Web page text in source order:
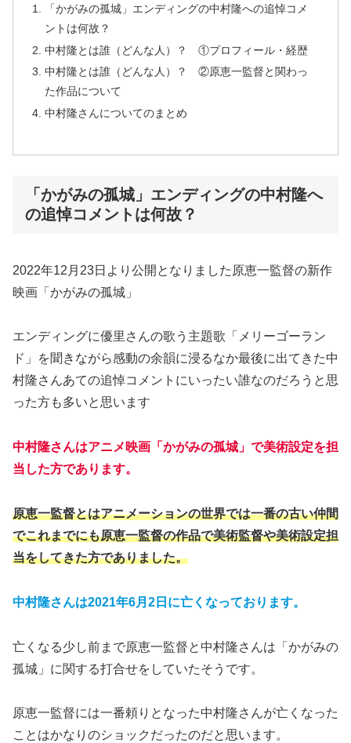
「かがみの孤城」エンディングの中村隆への追悼コメ
ントは何故？
中村隆とは誰（どんな人）？ ①プロフィール・経歴
中村隆とは誰（どんな人）？ ②原恵一監督と関わっ
た作品について
中村隆さんについてのまとめ
「かがみの孤城」エンディングの中村隆へ
の追悼コメントは何故？
2022年12月23日より公開となりました原恵一監督の新作
映画「かがみの孤城」
エンディングに優里さんの歌う主題歌「メリーゴーラン
ド」を聞きながら感動の余韻に浸るなか最後に出てきた中
村隆さんあての追悼コメントにいったい誰なのだろうと思
った方も多いと思います
中村隆さんはアニメ映画「かがみの孤城」で美術設定を担
当した方であります。
原恵一監督とはアニメーションの世界では一番の古い仲間
でこれまでにも原恵一監督の作品で美術監督や美術設定担
当をしてきた方でありました。
中村隆さんは2021年6月2 日に亡くなっております。
亡くなる少し前まで原恵一監督と中村隆さんは「かがみの
孤城」に関する打合せをしていたそうです。
原恵一監督には一番頼りとなった中村隆さんが亡くなった
ことはかなりのショックだったのだと思います。